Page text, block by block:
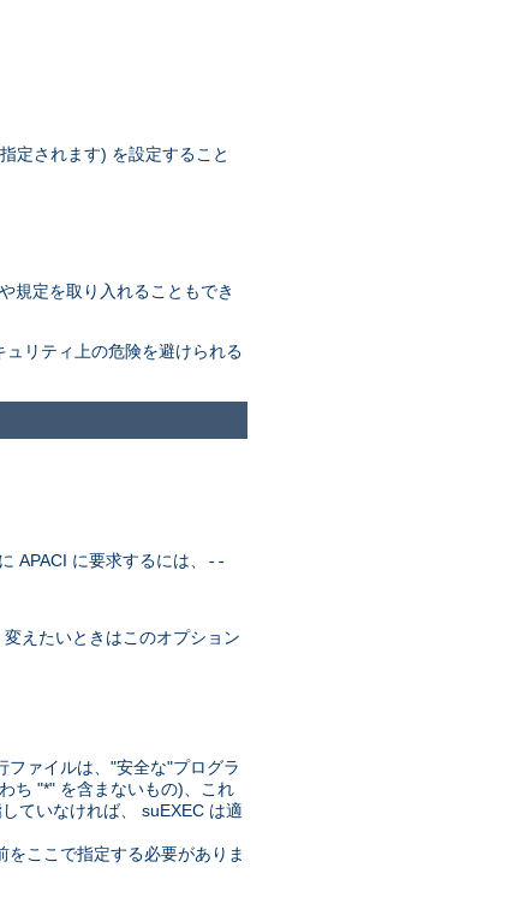
定されます) を設定すること
規定を取り入れることもでき
リティ上の危険を避けられる
APACI に要求するには、
--
えたいときはこのオプション
ァイルは、"安全な"プログラ
ち "*" を含まないもの)、これ
ていなければ、 suEXEC は適
ここで指定する必要がありま